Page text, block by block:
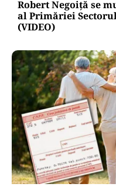
Robert Negoiță se
al Primăriei
(VIDEO)